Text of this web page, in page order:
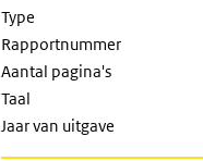
Type
Rapportnummer
Aantal pagina's
Taal
Jaar van uitgave